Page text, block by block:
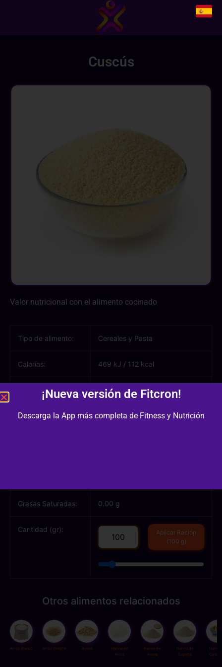
Cuscús
Valor nutricional con el alimento cocinado
Tipo de alimento: Cereales y Pasta
Calorías: 469 kJ / 112 kcal
Hidratos de
carbono:
23.20 g
Grasas Saturadas: 0.00 g
Cantidad (gr):
Aplicar Ración
(100 g)
Otros alimentos relacionados
Arroz Blanco Arroz Integral Avena
Harina de
Arroz
Harina de
Avena
Harina de
Espelta
Harina
¡Nueva versión de Fitcron!
Descarga la App más completa de Fitness y Nutrición